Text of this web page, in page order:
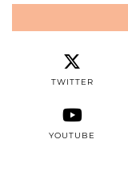
TWITTER
YOUTUBE